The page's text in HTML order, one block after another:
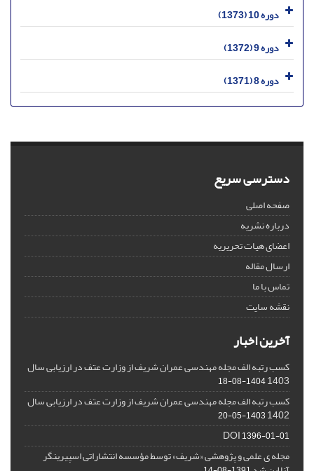
دوره 10 (1373)
دوره 9 (1372)
دوره 8 (1371)
دسترسی سریع
صفحه اصلی
درباره نشریه
اعضای هیات تحریریه
ارسال مقاله
تماس با ما
نقشه سایت
آخرین اخبار
کسب رتبه الف مجله مهندسی عمران شریف از وزارت عتف در ارزیابی سال
1403
1404-08-18
کسب رتبه الف مجله مهندسی عمران شریف از وزارت عتف در ارزیابی سال
1402
1403-05-20
DOI1396-01-01
مجله ی علمی و پژوهشی «شریف» توسط مؤسسه انتشاراتی اسپیرینگر